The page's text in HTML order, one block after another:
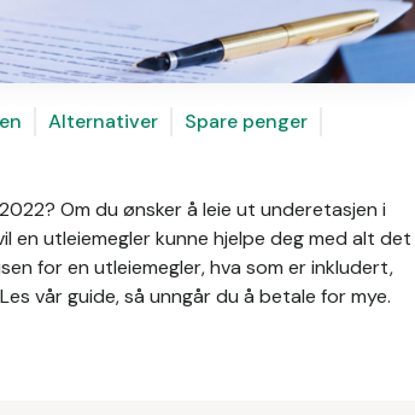
Alternativer
Spare penger
Om du ønsker å leie ut underetasjen i
en utleiemegler kunne hjelpe deg med alt det
for en utleiemegler, hva som er inkludert,
vår guide, så unngår du å betale for mye.